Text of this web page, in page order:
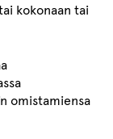
kokonaan tai
omistamiensa